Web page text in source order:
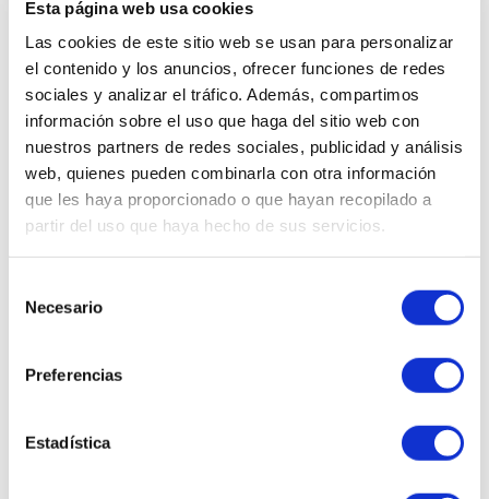
Esta página web usa cookies
Las cookies de este sitio web se usan para personalizar
el contenido y los anuncios, ofrecer funciones de redes
sociales y analizar el tráfico. Además, compartimos
información sobre el uso que haga del sitio web con
nuestros partners de redes sociales, publicidad y análisis
web, quienes pueden combinarla con otra información
que les haya proporcionado o que hayan recopilado a
partir del uso que haya hecho de sus servicios.
Necesario
Preferencias
Estadística
(1 opiniones)
34,84 €